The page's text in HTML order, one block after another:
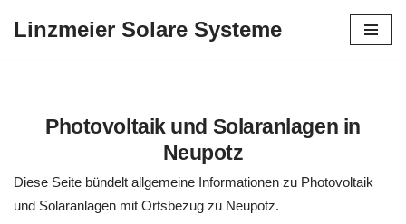
Linzmeier Solare Systeme
Photovoltaik und Solaranlagen in
Neupotz
Diese Seite bündelt allgemeine Informationen zu Photovoltaik
und Solaranlagen mit Ortsbezug zu Neupotz.